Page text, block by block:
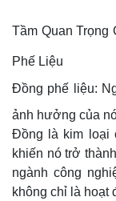
Tầm Quan
Phế Liệu
Đồng phế liệu:
ảnh hưởng của
Đồng là kim loại
khiến nó trở
ngành công
không chỉ là hoạt